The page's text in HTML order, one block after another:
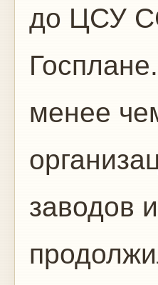
до ЦСУ
менее
заводов